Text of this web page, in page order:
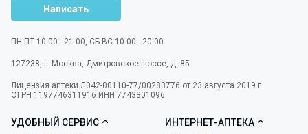
Написать
ПН-ПТ 10:00 - 21:00, СБ-ВС 10:00 - 20:00
127238 г. Москва Дмитровское шоссе, д. 85
Лицензия аптеки Л042-00110-77/00283776 от 23 августа 2019 г.
ОГРН 1197746311916 ИНН 7743301096
УДОБНЫЙ СЕРВИС ИНТЕРНЕТ-АПТЕКА